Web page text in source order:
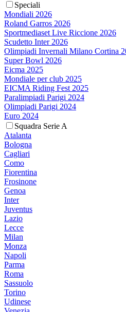
Speciali
Mondiali 2026
Roland Garros 2026
Sportmediaset Live Riccione 2026
Scudetto Inter 2026
Olimpiadi Invernali Milano Cortina
Super Bowl 2026
Eicma 2025
Mondiale per club 2025
EICMA Riding Fest 2025
Paralimpiadi Parigi 2024
Olimpiadi Parigi 2024
Euro 2024
Squadra Serie A
Atalanta
Bologna
Cagliari
Como
Fiorentina
Frosinone
Genoa
Inter
Juventus
Lazio
Lecce
Milan
Monza
Napoli
Parma
Roma
Sassuolo
Torino
Udinese